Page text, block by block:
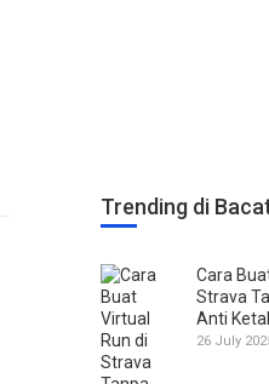
Trending di
Cara
Strava
Anti
26 July